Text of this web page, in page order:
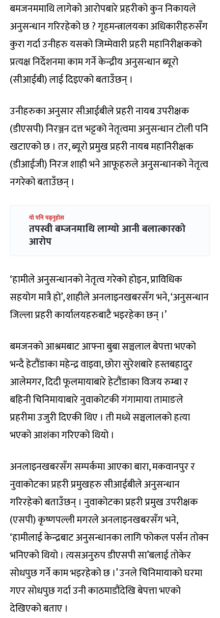
बमजनममाथि लागेको आरोपबारे प्रहरीको कुन निकायले
अनुसन्धान गरिरहेको छ ? गृहमन्त्रालयका अधिकारीहरुसँग
कुरा गर्दा उनीहरु यसको जिम्मेवारी प्रहरी महानिरीक्षकको
प्रत्यक्ष निर्देशनमा काम गर्ने केन्द्रीय अनुसन्धान ब्यूरो
(सीआईबी) लाई दिइएको बताउँछन् ।
उनीहरुका अनुसार सीआईबीले प्रहरी नायब उपरीक्षक
(डीएसपी) निरञ्जन दत्त भट्टको नेतृत्वमा अनुसन्धान टोली पनि
खटाएको छ । तर, ब्यूरो प्रमुख प्रहरी नायब महानिरीक्षक
(डीआईजी) निरज शाही भने आफूहरुले अनुसन्धानको नेतृत्व
नगरेको बताउँछन् ।
यो पनि पढ्नुहोस
तपस्वी बम्जनमाथि लाग्यो आनी बलात्कारको
आरोप
‘हामीले अनुसन्धानको नेतृत्व गरेको होइन, प्राविधिक
सहयोग मात्रै हो’, शाहीले अनलाइनखबरसँग भने, ‘अनुसन्धान
जिल्ला प्रहरी कार्यालयहरुबाटै भइरहेका छन् ।’
बमजनको आश्रमबाट आफ्ना बुबा सञ्चलाल बेपत्ता भएको
भन्दै हेटौंडाका महेन्द्र वाइवा, छोरा सुरेशबारे हस्तबहादुर
आलेमगर, दिदी फूलमायाबारे हेटौंडाका विजय रुम्बा र
बहिनी चिनिमायाबारे नुवाकोटकी गंगामाया तामाङले
प्रहरीमा उजुरी दिएकी थिए । ती मध्ये सञ्चलालको हत्या
भएको आशंका गरिएको थियो ।
अनलाइनखबरसँग सम्पर्कमा आएका बारा, मकवानपुर र
नुवाकोटका प्रहरी प्रमुखहरु सीआईबीले अनुसन्धान
गरिरहेको बताउँछन् । नुवाकोटका प्रहरी प्रमुख उपरीक्षक
(एसपी) कृष्णपल्ली मगरले अनलाइनखबरसँग भने,
‘हामीलाई केन्द्रबाट अनुसन्धानका लागि फोकल पर्सन तोक्न
भनिएको थियो । त्यसअनुरुप डीएसपी सा’बलाई तोकेर
सोधपुछ गर्ने काम भइरहेको छ ।’ उनले चिनिमायाको घरमा
गएर सोधपुछ गर्दा उनी काठमाडौंदेखि बेपत्ता भएको
देखिएको बताए ।